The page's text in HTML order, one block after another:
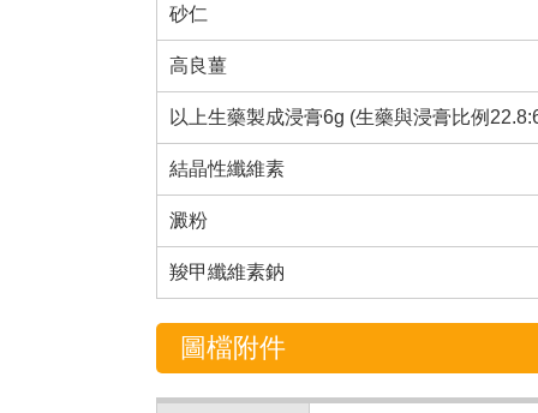
砂仁
高良薑
以上生藥製成浸膏6g (生藥與浸膏比例
結晶性纖維素
澱粉
羧甲纖維素鈉
圖檔附件